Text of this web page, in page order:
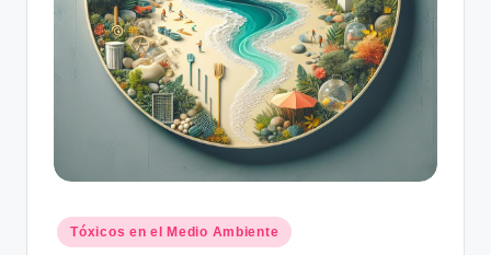
Posted
in
Tóxicos en el Medio Ambiente